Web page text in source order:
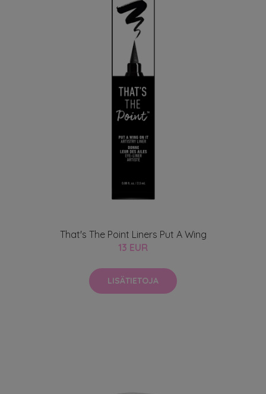
That's The Point Liners Put A Wing
13 EUR
LISÄTIETOJA